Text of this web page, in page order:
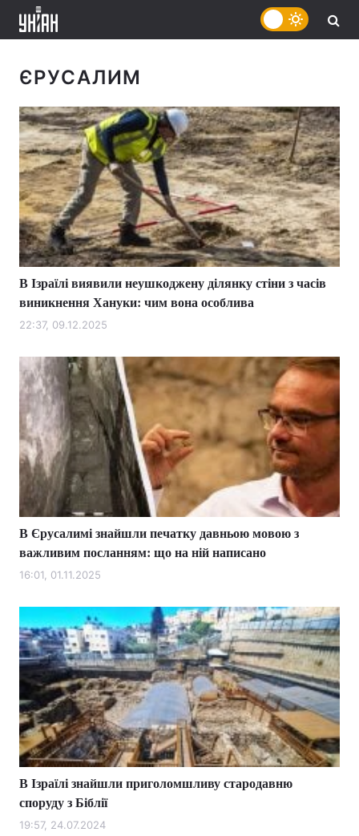
Головна Війна
Україна
ЄРУСАЛИМ
В Ізраїлі виявили неушкоджену ділянку стіни з часів
виникнення Хануки: чим вона особлива
22:37, 09.12.2025
В Єрусалимі знайшли печатку давньою мовою з
важливим посланням: що на ній написано
16:01, 01.11.2025
В Ізраїлі знайшли приголомшливу стародавню
споруду з Біблії
19:57, 24.07.2024